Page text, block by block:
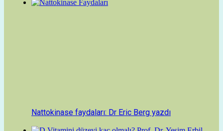
Nattokinase faydaları: Dr Eric Berg yazdı